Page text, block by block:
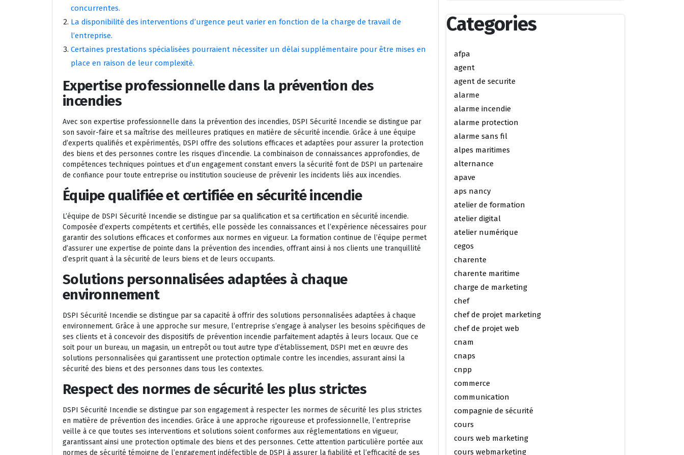
concurrentes.
La disponibilité des interventions d’urgence peut varier en fonction de la charge de travail de
l’entreprise.
Certaines prestations spécialisées pourraient nécessiter un délai supplémentaire pour être mises en
place en raison de leur complexité.
Expertise professionnelle dans la prévention des
incendies
Avec son expertise professionnelle dans la prévention des incendies, DSPI Sécurité Incendie se distingue par
son savoir-faire et sa maîtrise des meilleures pratiques en matière de sécurité incendie. Grâce à une équipe
d’experts qualifiés et expérimentés, DSPI offre des solutions efficaces et adaptées pour assurer la protection
des biens et des personnes contre les risques d’incendie. La combinaison de connaissances approfondies, de
compétences techniques pointues et d’un engagement constant envers la sécurité font de DSPI un partenaire
de confiance pour toute entreprise ou institution soucieuse de prévenir les incidents liés aux incendies.
Équipe qualifiée et certifiée en sécurité incendie
L’équipe de DSPI Sécurité Incendie se distingue par sa qualification et sa certification en sécurité incendie.
Composée d’experts compétents et certifiés, elle possède les connaissances et l’expérience nécessaires pour
garantir des solutions efficaces et conformes aux normes en vigueur. La formation continue de l’équipe permet
d’assurer une expertise de pointe dans la prévention des incendies, offrant ainsi à nos clients une tranquillité
d’esprit quant à la sécurité de leurs biens et de leurs occupants.
Solutions personnalisées adaptées à chaque
environnement
DSPI Sécurité Incendie se distingue par sa capacité à offrir des solutions personnalisées adaptées à chaque
environnement. Grâce à une approche sur mesure, l’entreprise s’engage à analyser les besoins spécifiques de
ses clients et à concevoir des dispositifs de prévention incendie parfaitement adaptés à leurs locaux. Que ce
soit pour un bureau, un magasin, un entrepôt ou tout autre type d’établissement, DSPI met en œuvre des
solutions personnalisées qui garantissent une protection optimale contre les incendies, assurant ainsi la
sécurité des biens et des personnes dans tous les contextes.
Respect des normes de sécurité les plus strictes
DSPI Sécurité Incendie se distingue par son engagement à respecter les normes de sécurité les plus strictes
en matière de prévention des incendies. Grâce à une approche rigoureuse et professionnelle, l’entreprise
veille à ce que toutes ses interventions et solutions soient conformes aux réglementations en vigueur,
garantissant ainsi une protection optimale des biens et des personnes. Cette attention particulière portée aux
normes de sécurité témoigne de l’engagement indéfectible de DSPI à assurer la fiabilité et l’efficacité de ses
Categories
afpa
agent
agent de securite
alarme
alarme incendie
alarme protection
alarme sans fil
alpes maritimes
alternance
apave
aps nancy
atelier de formation
atelier digital
atelier numérique
cegos
charente
charente maritime
charge de marketing
chef
chef de projet marketing
chef de projet web
cnam
cnaps
cnpp
commerce
communication
compagnie de sécurité
cours
cours web marketing
cours webmarketing